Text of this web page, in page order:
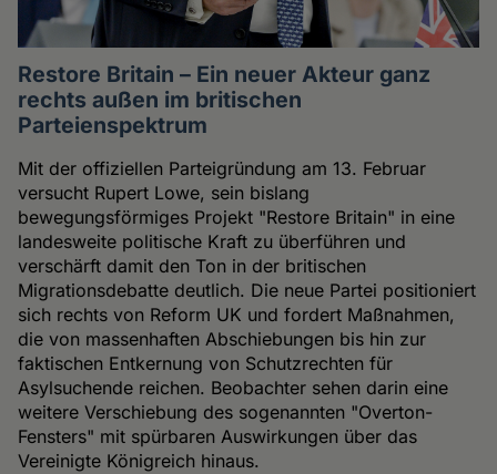
Restore Britain – Ein neuer Akteur ganz
rechts außen im britischen
Parteienspektrum
Mit der offiziellen Parteigründung am 13. Februar
versucht Rupert Lowe, sein bislang
bewegungsförmiges Projekt "Restore Britain" in eine
landesweite politische Kraft zu überführen und
verschärft damit den Ton in der britischen
Migrationsdebatte deutlich. Die neue Partei positioniert
sich rechts von Reform UK und fordert Maßnahmen,
die von massenhaften Abschiebungen bis hin zur
faktischen Entkernung von Schutzrechten für
Asylsuchende reichen. Beobachter sehen darin eine
weitere Verschiebung des sogenannten "Overton-
Fensters" mit spürbaren Auswirkungen über das
Vereinigte Königreich hinaus.